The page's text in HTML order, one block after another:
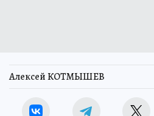
Алексей КОТМЫШЕВ